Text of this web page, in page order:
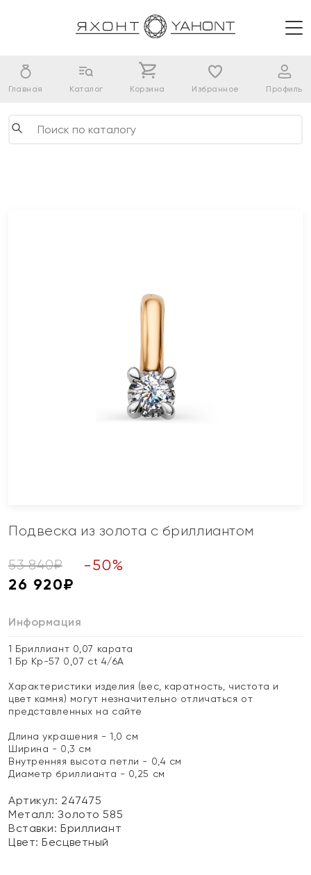
Главная Каталог Корзина Избранное Профиль
Подвеска из золота с бриллиантом
53 840₽ -50%
26 920₽
Информация
1 Бриллиант 0,07 карата
1 Бр Кр-57 0,07 ct 4/6А
Характеристики изделия (вес, каратность, чистота и
цвет камня) могут незначительно отличаться от
представленных на сайте
Длина украшения - 1,0 см
Ширина - 0,3 см
Внутренняя высота петли - 0,4 см
Диаметр бриллианта - 0,25 см
Артикул: 247475
Металл:Золото 585
Вставки:Бриллиант
Цвет:Бесцветный